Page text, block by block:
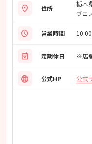
location_on 住所
栃木
ヴェ
schedule 営業時間
event_busy 定期休日 ※店
language 公式HP 公式